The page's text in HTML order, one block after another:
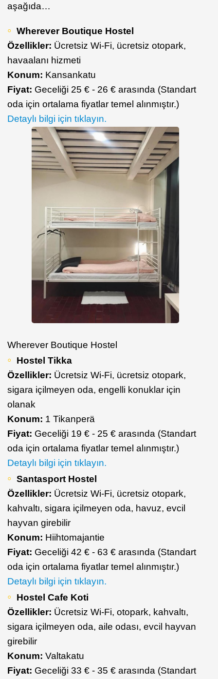
aşağıda…
Wherever Boutique Hostel
Özellikler: Ücretsiz Wi-Fi, ücretsiz otopark,
havaalanı hizmeti
Konum: Kansankatu
Fiyat: Geceliği 25 € - 26 € arasında (Standart
oda için ortalama fiyatlar temel alınmıştır.)
Detaylı bilgi için tıklayın.
Wherever Boutique Hostel
Hostel Tikka
Özellikler: Ücretsiz Wi-Fi, ücretsiz otopark,
sigara içilmeyen oda, engelli konuklar için
olanak
Konum: 1 Tikanperä
Fiyat: Geceliği 19 € - 25 € arasında (Standart
oda için ortalama fiyatlar temel alınmıştır.)
Detaylı bilgi için tıklayın.
Santasport Hostel
Özellikler: Ücretsiz Wi-Fi, ücretsiz otopark,
kahvaltı, sigara içilmeyen oda, havuz, evcil
hayvan girebilir
Konum: Hiihtomajantie
Fiyat: Geceliği 42 € - 63 € arasında (Standart
oda için ortalama fiyatlar temel alınmıştır.)
Detaylı bilgi için tıklayın.
Hostel Cafe Koti
Özellikler: Ücretsiz Wi-Fi, otopark, kahvaltı,
sigara içilmeyen oda, aile odası, evcil hayvan
girebilir
Konum: Valtakatu
Fiyat: Geceliği 33 € - 35 € arasında (Standart